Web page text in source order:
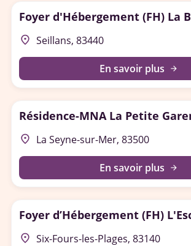
Foyer d'Hébergement (FH) La
place Seillans, 83440
En savoir plus arrow_forward
Résidence-MNA La Petite
place La Seyne-sur-Mer, 83500
En savoir plus arrow_forward
Foyer d’Hébergement (FH)
place Six-Fours-les-Plages, 83140